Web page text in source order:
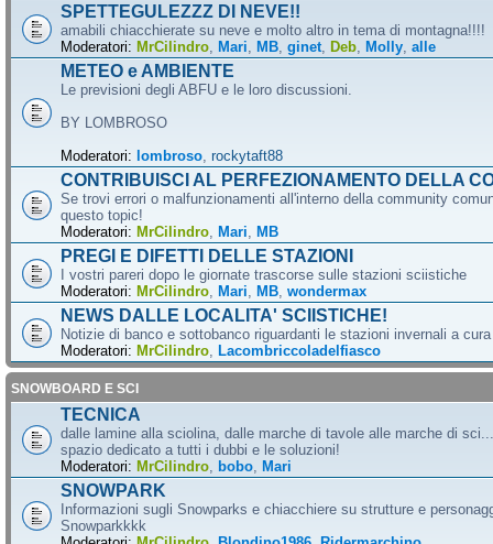
SPETTEGULEZZZ DI NEVE!!
amabili chiacchierate su neve e molto altro in tema di montagna!!!!
Moderatori: MrCilindro Mari MB ginet Deb Molly alle
METEO e AMBIENTE
Le previsioni degli ABFU e le loro discussioni.
BY LOMBROSO
Moderatori: lombroso rockytaft88
CONTRIBUISCI AL PERFEZIONAMENTO DELLA
Se trovi errori o malfunzionamenti all'interno della community
questo topic!
Moderatori: MrCilindro Mari MB
PREGI E DIFETTI DELLE STAZIONI
I vostri pareri dopo le giornate trascorse sulle stazioni sciistiche
Moderatori: MrCilindro Mari MB wondermax
NEWS DALLE LOCALITA' SCIISTICHE!
Notizie di banco e sottobanco riguardanti le stazioni invernali a
Moderatori: MrCilindro Lacombriccoladelfiasco
SNOWBOARD E SCI
TECNICA
dalle lamine alla sciolina, dalle marche di tavole alle marche di
spazio dedicato a tutti i dubbi e le soluzioni!
Moderatori: MrCilindro bobo Mari
SNOWPARK
Informazioni sugli Snowparks e chiacchiere su strutture e
Snowparkkkk